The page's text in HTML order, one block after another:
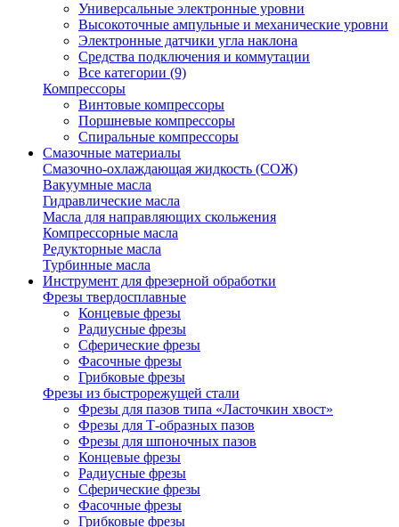
Универсальные электронные уровни
Высокоточные ампульные и механические уровни
Электронные датчики угла наклона
Средства подключения и коммутации
Все категории (9)
Компрессоры
Винтовые компрессоры
Поршневые компрессоры
Спиральные компрессоры
Смазочные материалы
Смазочно-охлаждающая жидкость (СОЖ)
Вакуумные масла
Гидравлические масла
Масла для направляющих скольжения
Компрессорные масла
Редукторные масла
Турбинные масла
Инструмент для фрезерной обработки
Фрезы твердосплавные
Концевые фрезы
Радиусные фрезы
Сферические фрезы
Фасочные фрезы
Грибковые фрезы
Фрезы из быстрорежущей стали
Фрезы для пазов типа «Ласточкин хвост»
Фрезы для Т-образных пазов
Фрезы для шпоночных пазов
Концевые фрезы
Радиусные фрезы
Сферические фрезы
Фасочные фрезы
Грибковые фрезы